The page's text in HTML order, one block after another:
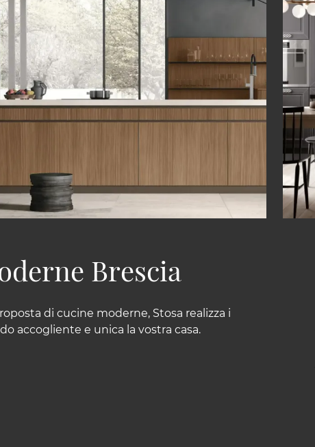
Brescia
di cucine moderne, Stosa realizza i
accogliente e unica la vostra casa.